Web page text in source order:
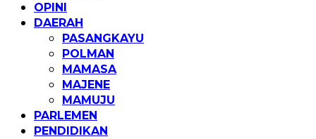
OPINI
DAERAH
PASANGKAYU
POLMAN
MAMASA
MAJENE
MAMUJU
PARLEMEN
PENDIDIKAN